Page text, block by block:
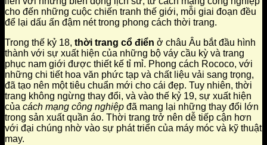
cho đến những cuộc chiến tranh thế giới, mỗi giai đoạn đều
để lại dấu ấn đậm nét trong phong cách thời trang.
Trong thế kỷ 18, thời trang cổ điển ở châu Âu bắt đầu hình
thành với sự xuất hiện của những bộ váy cầu kỳ và trang
phục nam giới được thiết kế tỉ mỉ. Phong cách Rococo, với
những chi tiết hoa văn phức tạp và chất liệu vải sang trọng,
đã tạo nên một tiêu chuẩn mới cho cái đẹp. Tuy nhiên, thời
trang không ngừng thay đổi, và vào thế kỷ 19, sự xuất hiện
của cách mạng công nghiệp đã mang lại những thay đổi lớn
trong sản xuất quần áo. Thời trang trở nên dễ tiếp cận hơn
với đại chúng nhờ vào sự phát triển của máy móc và kỹ thuật
may.